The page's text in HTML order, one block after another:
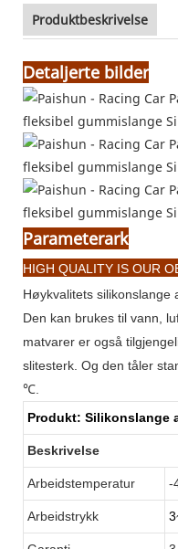
Produktbeskrivelse
Detaljerte bilder
Parameterark
HIGH QUALITY IS OUR
Høykvalitets silikonslange
Den kan brukes til vann,
matvarer er også
slitesterk. Og den tåler
℃.
Produkt: Silikonslange
Beskrivelse
Arbeidstemperatur -
Arbeidstrykk